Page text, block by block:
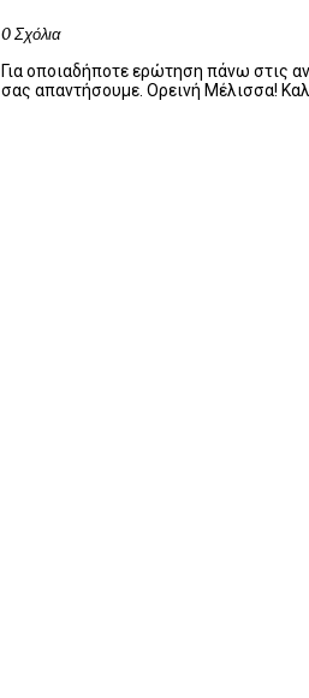
0 Σχόλια
Για οποιαδήποτε ερώτηση πάνω στις
σας απαντήσουμε. Ορεινή Μέλισσα!